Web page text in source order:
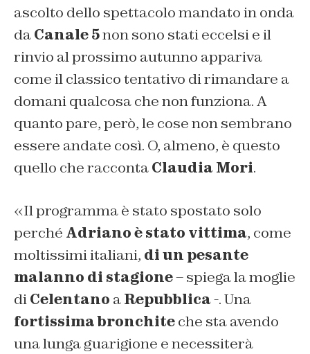
ascolto dello spettacolo mandato in onda
daCanale 5non sono stati eccelsi e il
rinvio al prossimo autunno appariva
come il classico tentativo di rimandare a
domani qualcosa che non funziona. A
quanto pare, però, le cose non sembrano
essere andate così. O, almeno, è questo
quello che raccontaClaudia Mori.
«Il programma è stato spostato solo
perché Adriano è stato vittima, come
moltissimi italiani, di un pesante
malanno di stagione– spiega la moglie
diCelentano aRepubblica-. Una
fortissima bronchiteche sta avendo
una lunga guarigione e necessiterà